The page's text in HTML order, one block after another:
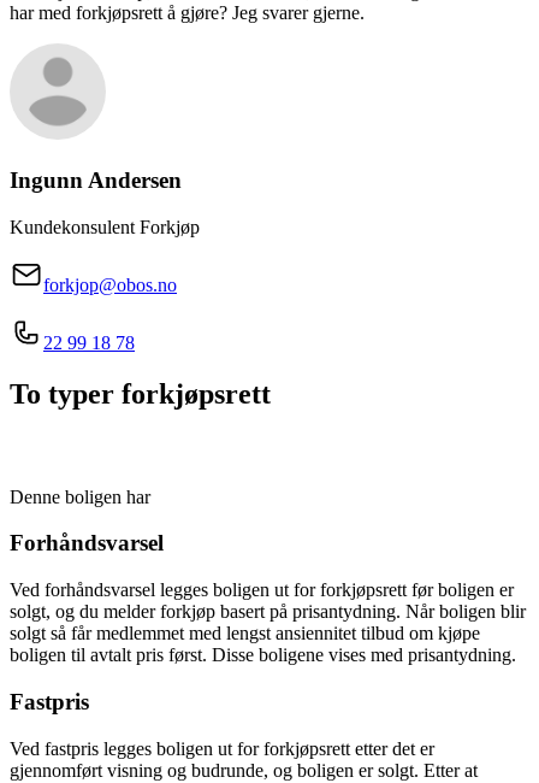
har med forkjøpsrett å gjøre? Jeg svarer gjerne.
Ingunn Andersen
Kundekonsulent Forkjøp
forkjop@obos.no
22 99 18 78
To typer forkjøpsrett
Denne boligen har
Forhåndsvarsel
Ved forhåndsvarsel legges boligen ut for forkjøpsrett før boligen er
solgt, og du melder forkjøp basert på prisantydning. Når boligen blir
solgt så får medlemmet med lengst ansiennitet tilbud om kjøpe
boligen til avtalt pris først. Disse boligene vises med prisantydning.
Fastpris
Ved fastpris legges boligen ut for forkjøpsrett etter det er
gjennomført visning og budrunde, og boligen er solgt. Etter at